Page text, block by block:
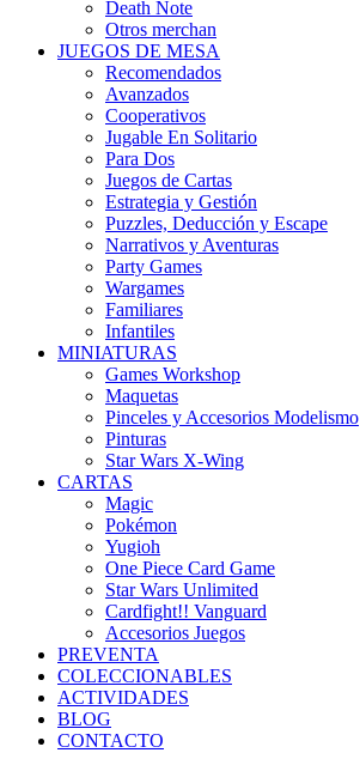
Death Note
Otros merchan
JUEGOS DE MESA
Recomendados
Avanzados
Cooperativos
Jugable En Solitario
Para Dos
Juegos de Cartas
Estrategia y Gestión
Puzzles, Deducción y Escape
Narrativos y Aventuras
Party Games
Wargames
Familiares
Infantiles
MINIATURAS
Games Workshop
Maquetas
Pinceles y Accesorios Modelismo
Pinturas
Star Wars X-Wing
CARTAS
Magic
Pokémon
Yugioh
One Piece Card Game
Star Wars Unlimited
Cardfight!! Vanguard
Accesorios Juegos
PREVENTA
COLECCIONABLES
ACTIVIDADES
BLOG
CONTACTO